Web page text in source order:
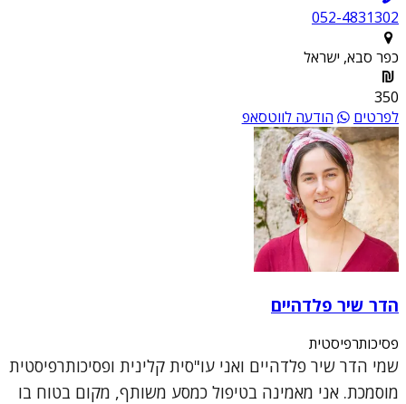
052-4831302
כפר סבא, ישראל
350
לפרטים
הודעה לווטסאפ
הדר שיר פלדהיים
פסיכותרפיסטית
שמי הדר שיר פלדהיים ואני עו"סית קלינית ופסיכותרפיסטית
מוסמכת. אני מאמינה בטיפול כמסע משותף, מקום בטוח בו